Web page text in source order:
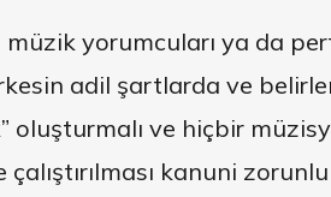
müzik yorumcuları ya da
adil şartlarda ve
oluşturmalı ve hiçbir
kanuni